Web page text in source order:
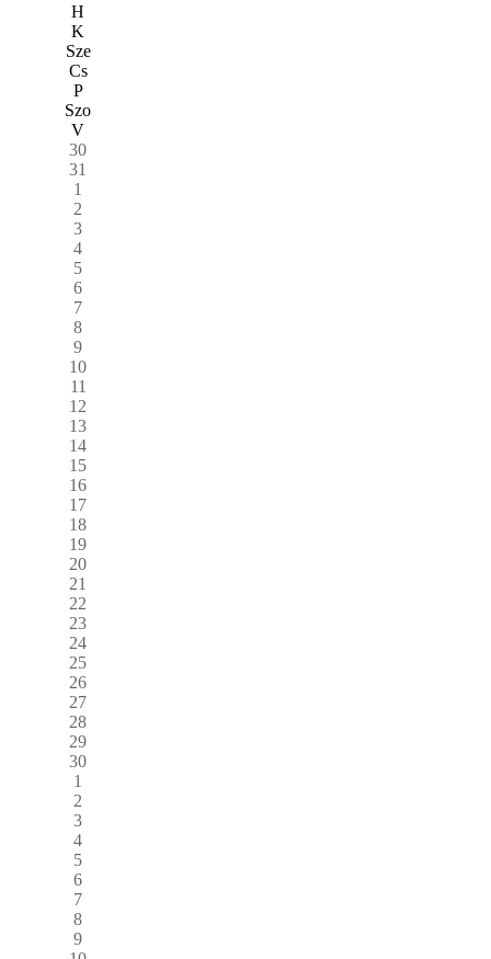
H
K
Sze
Cs
P
Szo
V
30
31
1
2
3
4
5
6
7
8
9
10
11
12
13
14
15
16
17
18
19
20
21
22
23
24
25
26
27
28
29
30
1
2
3
4
5
6
7
8
9